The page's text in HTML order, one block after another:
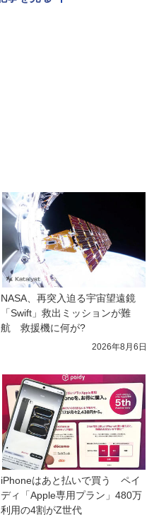
NASA、再突入迫る宇宙望遠鏡
「Swift」救出ミッションが難
航　救援機に何が?
2026年8月6日
iPhoneはあと払いで買う　ペイ
ディ「Apple専用プラン」480万
利用の4割がZ世代